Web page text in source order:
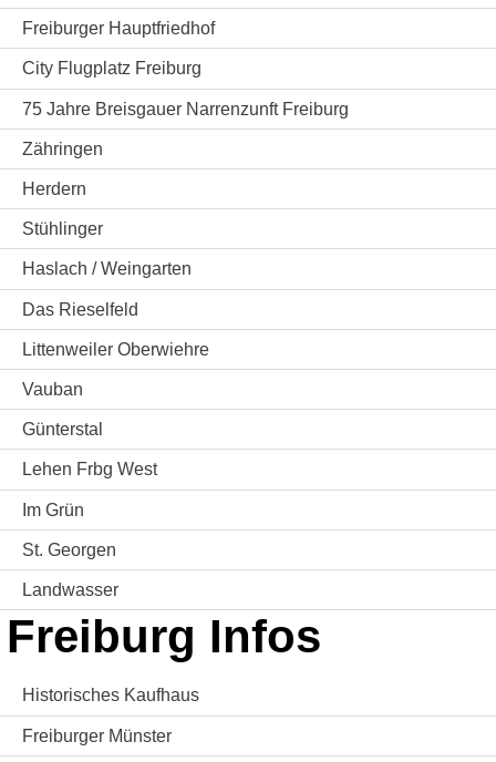
Freiburger Hauptfriedhof
City Flugplatz Freiburg
75 Jahre Breisgauer Narrenzunft Freiburg
Zähringen
Herdern
Stühlinger
Haslach / Weingarten
Das Rieselfeld
Littenweiler Oberwiehre
Vauban
Günterstal
Lehen Frbg West
Im Grün
St. Georgen
Landwasser
Freiburg Infos
Historisches Kaufhaus
Freiburger Münster